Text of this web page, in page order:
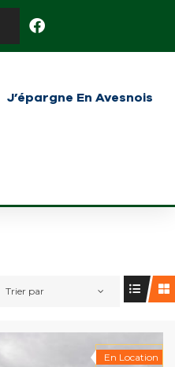
J’épargne En Avesnois
Trier par
En Location